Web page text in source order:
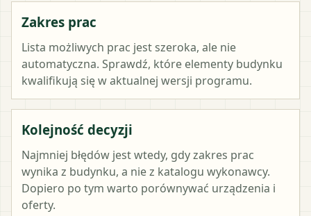
Zakres prac
Lista możliwych prac jest szeroka, ale nie
automatyczna. Sprawdź, które elementy budynku
kwalifikują się w aktualnej wersji programu.
Kolejność decyzji
Najmniej błędów jest wtedy, gdy zakres prac
wynika z budynku, a nie z katalogu wykonawcy.
Dopiero po tym warto porównywać urządzenia i
oferty.